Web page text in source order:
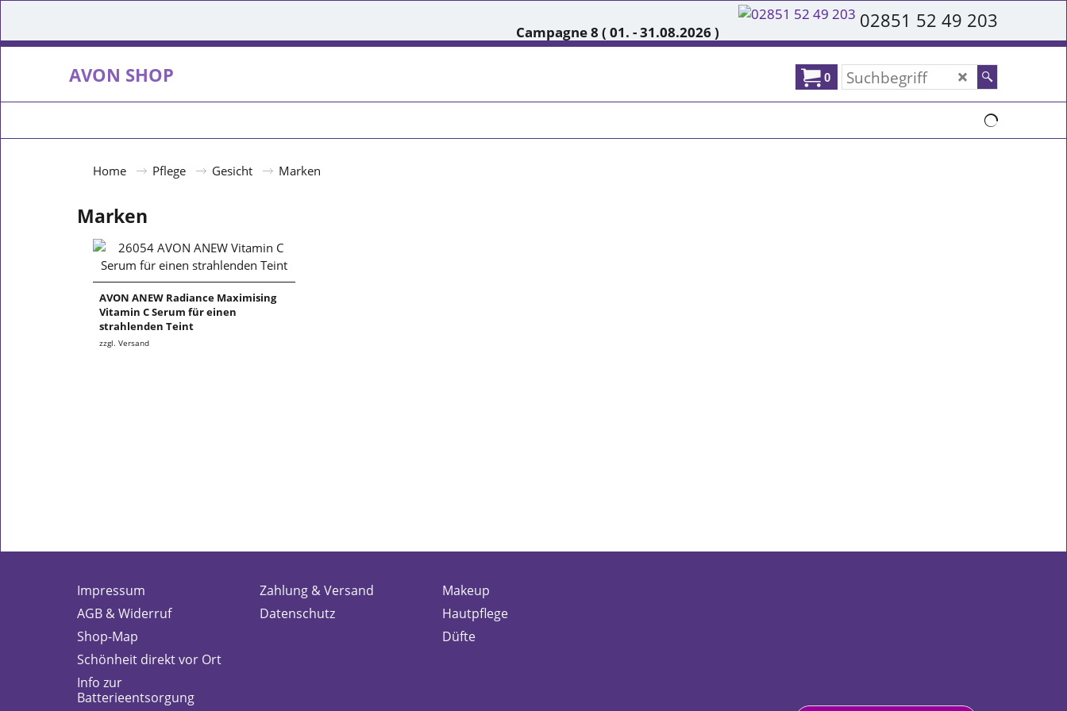
Campagne 8 ( 01. - 31.08.2026 ) 02851 52 49 203
AVON SHOP 0
Home Pflege Gesicht Marken
Marken
AVON ANEW Radiance Maximising
Vitamin C Serum für einen
strahlenden Teint
zzgl. Versand
Impressum
AGB & Widerruf
Shop-Map
Schönheit direkt vor Ort
Info zur
Batterieentsorgung
Zahlung & Versand
Datenschutz
Makeup
Hautpflege
Düfte